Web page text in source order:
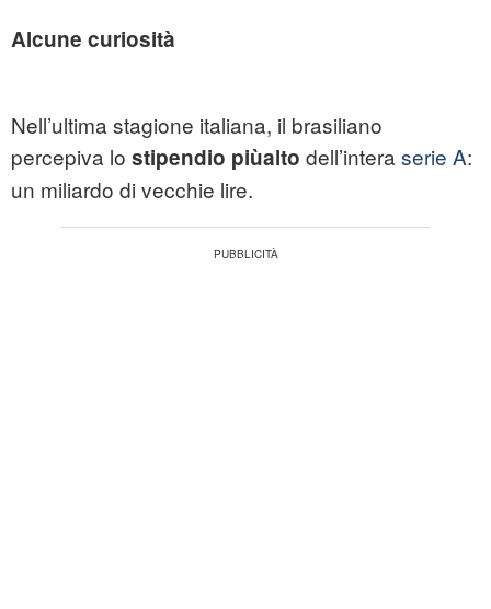
Alcune curiosità
Nell’ultima stagione italiana, il brasiliano
percepiva lo stipendio piùalto dell’intera serie A:
un miliardo di vecchie lire.